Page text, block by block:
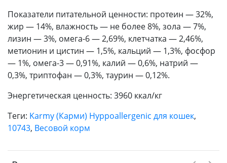
Показатели питательной ценности: протеин — 32%,
жир — 14%, влажность — не более 8%, зола — 7%,
лизин — 3%, омега-6 — 2,69%, клетчатка — 2,46%,
метионин и цистин — 1,5%, кальций — 1,3%, фосфор
— 1%, омега-3 — 0,91%, калий — 0,6%, натрий —
0,3%, триптофан — 0,3%, таурин — 0,12%.
Энергетическая ценность: 3960 ккал/кг
Теги: Karmy (Карми) Hyppoallergenic для кошек,
10743, Весовой корм